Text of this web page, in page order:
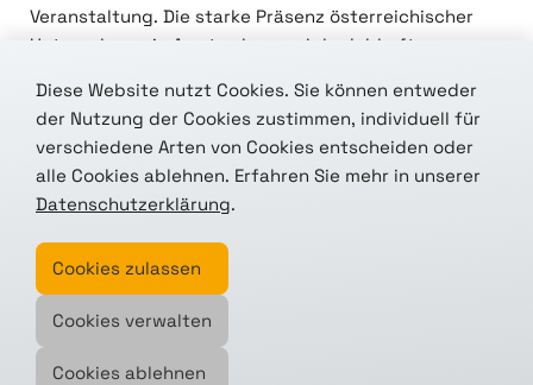
Veranstaltung. Die starke Präsenz österreichischer
Unternehmen in Amsterdam und der lebhafte
Start in Wien nur noch gesteigert.
Das nächste internationale Event mit dem Phi-Lab
wird im September bei denIndustry Space Days
stattfinden. Wir freuen uns jetzt schon drauf.
den Beitrag teilen
Diese Website nutzt Cookies. Sie können entweder
der Nutzung der Cookies zustimmen, individuell für
verschiedene Arten von Cookies entscheiden oder
alle Cookies ablehnen. Erfahren Sie mehr in unserer
Datenschutzerklärung.
Cookies zulassen
Cookies verwalten
Cookies ablehnen